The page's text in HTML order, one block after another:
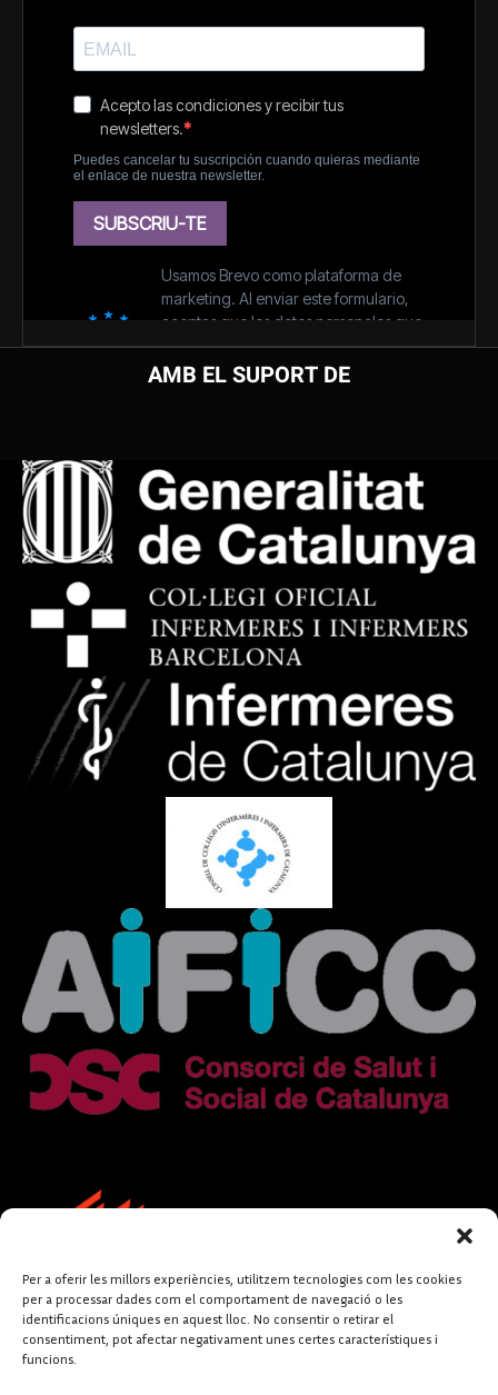
Per a oferir les millors experiències, utilitzem tecnologies com les cookies
per a processar dades com el comportament de navegació o les
identificacions úniques en aquest lloc. No consentir o retirar el
consentiment, pot afectar negativament unes certes característiques i
funcions.
AMB EL SUPORT DE